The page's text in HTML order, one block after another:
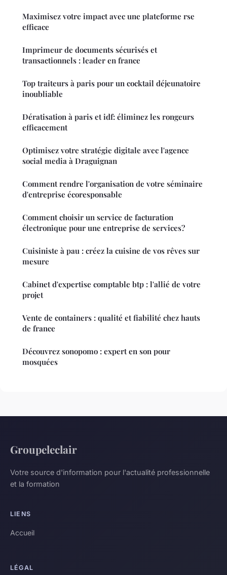
Maximisez votre impact avec une plateforme rse
efficace
Imprimeur de documents sécurisés et
transactionnels : leader en france
Top traiteurs à paris pour un cocktail déjeunatoire
inoubliable
Dératisation à paris et idf: éliminez les rongeurs
efficacement
Optimisez votre stratégie digitale avec l'agence
social media à Draguignan
Comment rendre l'organisation de votre séminaire
d'entreprise écoresponsable
Comment choisir un service de facturation
électronique pour une entreprise de services?
Cuisiniste à pau : créez la cuisine de vos rêves sur
mesure
Cabinet d'expertise comptable btp : l'allié de votre
projet
Vente de containers : qualité et fiabilité chez hauts
de france
Découvrez sonopomo : expert en son pour
mosquées
Groupeleclair
Votre source d'information pour l'actualité professionnelle
et la formation
LIENS
Accueil
LÉGAL